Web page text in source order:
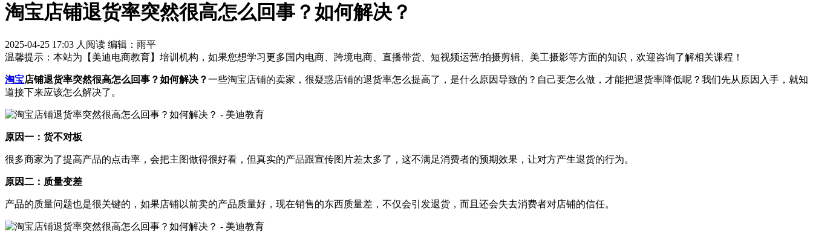
淘宝店铺退货率突然很高怎么回事？如何解决？
2025-04-25 17:03 人阅读 编辑：雨平
温馨提示：本站为【美迪电商教育】培训机构，如果您想学习更多国内电商、跨境电商、直播带货、短视频运营/拍摄剪辑、美工摄影等方面的知识，欢迎咨询了解相关课程！
淘宝店铺退货率突然很高怎么回事？如何解决？一些淘宝店铺的卖家，很疑惑店铺的退货率怎么提高了，是什么原因导致的？自己要怎么做，才能把退货率降低呢？我们先从原因入手，就知
道接下来应该怎么解决了。
原因一：货不对板
很多商家为了提高产品的点击率，会把主图做得很好看，但真实的产品跟宣传图片差太多了，这不满足消费者的预期效果，让对方产生退货的行为。
原因二：质量变差
产品的质量问题也是很关键的，如果店铺以前卖的产品质量好，现在销售的东西质量差，不仅会引发退货，而且还会失去消费者对店铺的信任。